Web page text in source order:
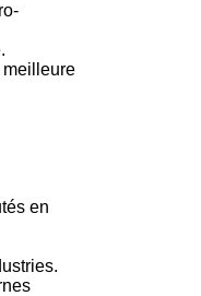
meilleure
en